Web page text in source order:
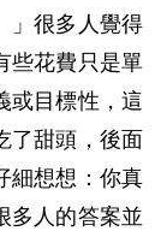
」很多人覺得
些花費只是單
或目標性，這
了甜頭，後面
細想想：你真
多人的答案並